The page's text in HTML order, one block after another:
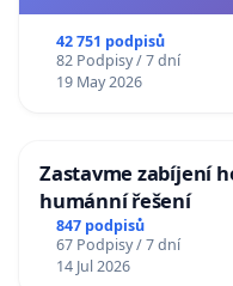
42 751 podpisů
82 Podpisy / 7 dní
19 May 2026
Zastavme zabíjení
humánní řešení
847 podpisů
67 Podpisy / 7 dní
14 Jul 2026